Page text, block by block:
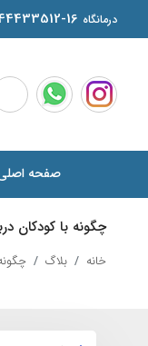
16 درمانگاه
صفحه
چگونه با کودکان
خانه بلاگ